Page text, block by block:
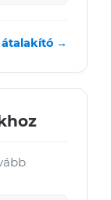
átalakító →